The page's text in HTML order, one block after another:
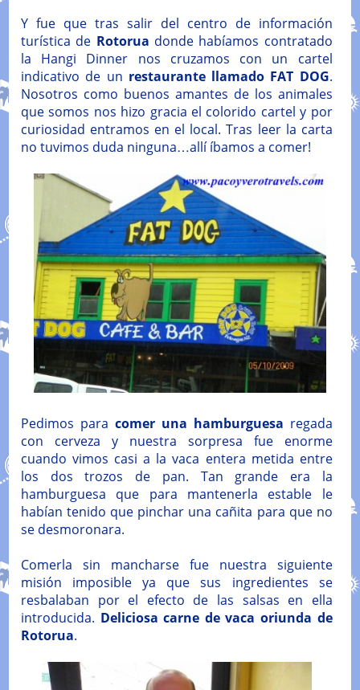
Y fue que tras salir del centro de información
turística de Rotorua donde habíamos contratado
la Hangi Dinner nos cruzamos con un cartel
indicativo de un restaurante llamado FAT DOG.
Nosotros como buenos amantes de los animales
que somos nos hizo gracia el colorido cartel y por
curiosidad entramos en el local. Tras leer la carta
no tuvimos duda ninguna…allí íbamos a comer!
Pedimos para comer una hamburguesa regada
con cerveza y nuestra sorpresa fue enorme
cuando vimos casi a la vaca entera metida entre
los dos trozos de pan. Tan grande era la
hamburguesa que para mantenerla estable le
habían tenido que pinchar una cañita para que no
se desmoronara.
Comerla sin mancharse fue nuestra siguiente
misión imposible ya que sus ingredientes se
resbalaban por el efecto de las salsas en ella
introducida. Deliciosa carne de vaca oriunda de
Rotorua.